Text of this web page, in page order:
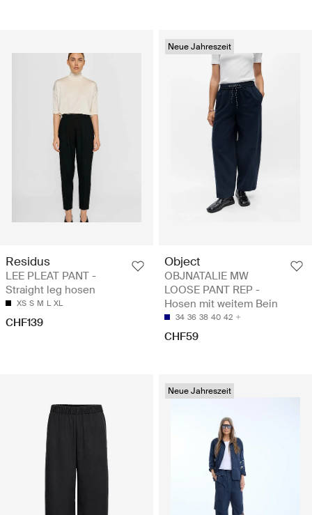
Residus
LEE PLEAT PANT -
Straight leg hosen
XS S M L XL
CHF139
Neue Jahreszeit
Object
OBJNATALIE MW
LOOSE PANT REP -
Hosen mit weitem Bein
34 36 38 40 42
CHF59
Neue Jahreszeit